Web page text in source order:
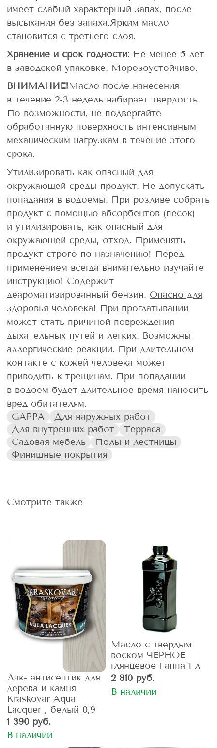
имеет слабый характерный запах, после
высыхания без запаха.Ярким масло
становится с третьего слоя.
Хранение и срок годности: Не менее 5 лет
в заводской упаковке. Морозоустойчиво.
ВНИМАНИЕ!Масло после нанесения
в течение 2-3 недель набирает твердость.
По возможности, не подвергайте
обработанную поверхность интенсивным
механическим нагрузкам в течение этого
срока.
Утилизировать как опасный для
окружающей среды продукт. Не допускать
попадания в водоемы. При розливе собрать
продукт с помощью абсорбентов (песок)
и утилизировать, как опасный для
окружающей среды, отход. Применять
продукт строго по назначению! Перед
применением всегда внимательно изучайте
инструкцию! Содержит
деароматизированный бензин. Опасно для
здоровья человека! При проглатывании
может стать причиной повреждения
дыхательных путей и легких. Возможны
аллергические реакции. При длительном
контакте с кожей человека может
приводить к трещинам. При попадании
в водоем будет длительное время наносить
вред обитателям.
GAPPA
Для наружных работ
Для внутренних работ
Терраса
Садовая мебель
Полы и лестницы
Финишные покрытия
Смотрите также
Лак- антисептик для
дерева и камня
Kraskovar Aqua
Lacquer , белый 0,9
1 390 руб.
В наличии
Масло с твердым
воском ЧЕРНОЕ
глянцевое Гаппа 1 л
2 810 руб.
В наличии